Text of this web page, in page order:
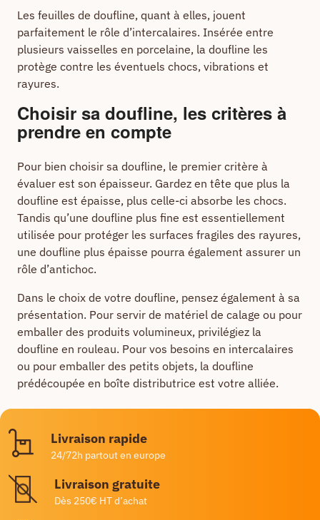
Les feuilles de doufline, quant à elles, jouent
parfaitement le rôle d’intercalaires. Insérée entre
plusieurs vaisselles en porcelaine, la doufline les
protège contre les éventuels chocs, vibrations et
rayures.
Choisir sa doufline, les critères à
prendre en compte
Pour bien choisir sa doufline, le premier critère à
évaluer est son épaisseur. Gardez en tête que plus la
doufline est épaisse, plus celle-ci absorbe les chocs.
Tandis qu’une doufline plus fine est essentiellement
utilisée pour protéger les surfaces fragiles des rayures,
une doufline plus épaisse pourra également assurer un
rôle d’antichoc.
Dans le choix de votre doufline, pensez également à sa
présentation. Pour servir de matériel de calage ou pour
emballer des produits volumineux, privilégiez la
doufline en rouleau. Pour vos besoins en intercalaires
ou pour emballer des petits objets, la doufline
prédécoupée en boîte distributrice est votre alliée.
Livraison rapide
24/72h partout en europe
Livraison gratuite
Dès 250€ HT d’achat